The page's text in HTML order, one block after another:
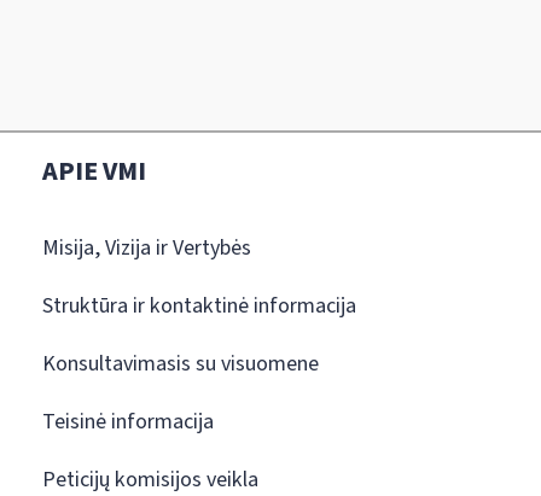
APIE VMI
Misija, Vizija ir Vertybės
Struktūra ir kontaktinė informacija
Konsultavimasis su visuomene
Teisinė informacija
Peticijų komisijos veikla